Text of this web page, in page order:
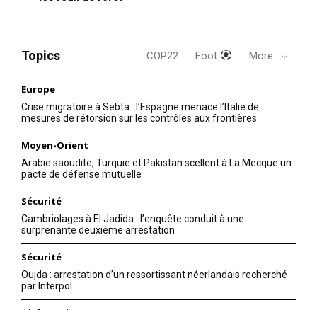
Topics COP22 Foot More
Europe
Crise migratoire à Sebta : l’Espagne menace l’Italie de
mesures de rétorsion sur les contrôles aux frontières
Moyen-Orient
Arabie saoudite, Turquie et Pakistan scellent à La Mecque un
pacte de défense mutuelle
Sécurité
Cambriolages à El Jadida : l’enquête conduit à une
surprenante deuxième arrestation
Sécurité
Oujda : arrestation d’un ressortissant néerlandais recherché
par Interpol